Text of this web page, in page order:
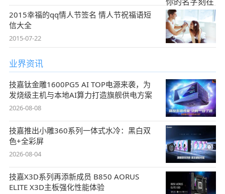
2015幸福的qq情人节签名 情人节祝福语短
信大全
2015-07-22
业界资讯
技嘉钛金雕1600PG5 AI TOP电源来袭，为
发烧级主机与本地AI算力打造旗舰供电方案
2026-08-08
技嘉推出小雕360系列一体式水冷：黑白双
色+全彩屏
2026-08-04
技嘉X3D系列再添新成员 B850 AORUS
ELITE X3D主板强化性能体验